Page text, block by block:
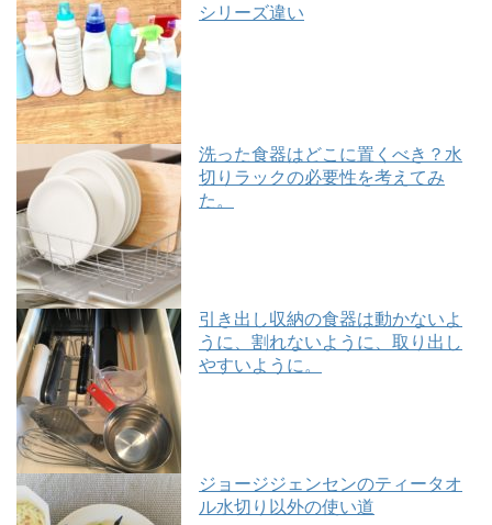
シリーズ違い
洗った食器はどこに置くべき？水
切りラックの必要性を考えてみ
た。
引き出し収納の食器は動かないよ
うに、割れないように、取り出し
やすいように。
ジョージジェンセンのティータオ
ル水切り以外の使い道